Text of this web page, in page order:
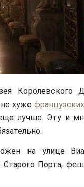
Королевского
хуже
лучше. Эту и
на улице
Порта,